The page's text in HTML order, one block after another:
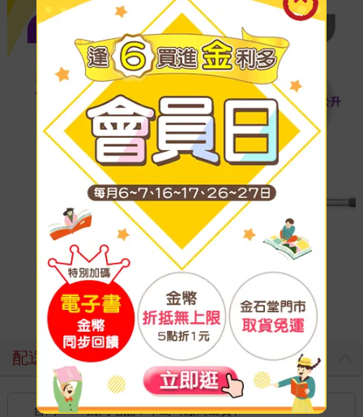
配送方式
台灣 國內宅配：本島（廠商出貨）